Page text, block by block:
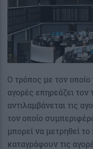
Ο τρόπος με τον οποίο
αγορές επηρεάζει τον
αντιλαμβάνεται τις
τον οποίο
μπορεί να μετρηθεί
καταγράφουν τις